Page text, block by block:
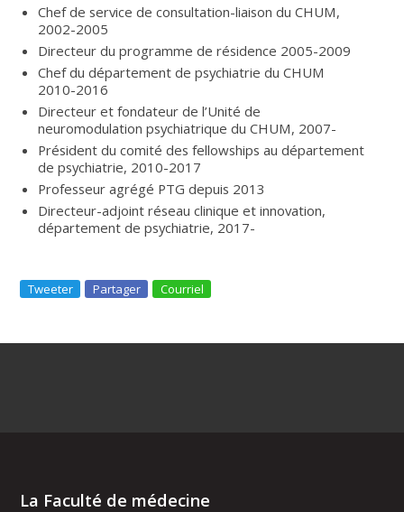
Chef de service de consultation-liaison du CHUM,
2002-2005
Directeur du programme de résidence 2005-2009
Chef du département de psychiatrie du CHUM
2010-2016
Directeur et fondateur de l’Unité de
neuromodulation psychiatrique du CHUM, 2007-
Président du comité des fellowships au département
de psychiatrie, 2010-2017
Professeur agrégé PTG depuis 2013
Directeur-adjoint réseau clinique et innovation,
département de psychiatrie, 2017-
Tweeter Partager Courriel
La Faculté de médecine